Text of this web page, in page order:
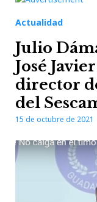
Actualidad
Julio
José
director
del
15 de octubre de 2021